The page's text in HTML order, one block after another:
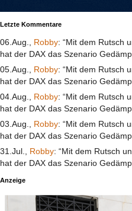
Letzte Kommentare
06.Aug., Robby: “Mit dem Rutsch
hat der DAX das Szenario
05.Aug., Robby: “Mit dem Rutsch
hat der DAX das Szenario
04.Aug., Robby: “Mit dem Rutsch
hat der DAX das Szenario
03.Aug., Robby: “Mit dem Rutsch
hat der DAX das Szenario
31.Jul., Robby: “Mit dem Rutsch
hat der DAX das Szenario
Anzeige